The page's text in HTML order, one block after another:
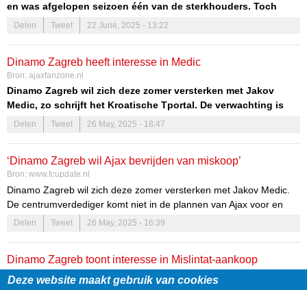
en was afgelopen seizoen één van de sterkhouders. Toch
staat Ajax deze zomer open voor een verkoop, mits het juiste
bedrag op tafel komt, zo weet ESPN deze zondagmorgen te
Delen Tweet 22 June, 2025 - 13:22
Dinamo Zagreb heeft interesse in Medic
Bron: ajaxfanzone.nl
Dinamo Zagreb wil zich deze zomer versterken met Jakov
Medic, zo schrijft het Kroatische Tportal. De verwachting is
dat Dinamo Medic op huurbasis wil overnemen met optie tot
koop. Medic kwam in de zomer van 2023 over van St. Pauli,
seizoen werd hij verhuurd met optie tot koop aan VfL Bochum.
Met de Duitse club degradeerde Medic uit de Bundesliga, dus
wordt de koopoptie niet gelicht.
Tportal
Delen Tweet 26 May, 2025 - 18:47
‘Dinamo Zagreb wil Ajax bevrijden van miskoop’
Bron: www.fcupdate.nl
Dinamo Zagreb wil zich deze zomer versterken met Jakov Medic.
De centrumverdediger komt niet in de plannen van Ajax voor en
mag dus op zoek naar een nieuwe club. De verwachting is dat
Dinamo Medic op huurbasis wil overnemen met optie tot koop.
Delen Tweet 26 May, 2025 - 16:39
Dinamo Zagreb toont interesse in Mislintat-aankoop
Deze website maakt gebruik van cookies